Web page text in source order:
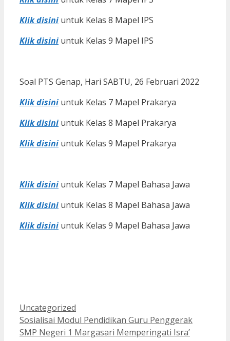
Klik disini untuk Kelas 8 Mapel IPS
Klik disini untuk Kelas 9 Mapel IPS
Soal PTS Genap, Hari SABTU, 26 Februari 2022
Klik disini untuk Kelas 7 Mapel Prakarya
Klik disini untuk Kelas 8 Mapel Prakarya
Klik disini untuk Kelas 9 Mapel Prakarya
Klik disini untuk Kelas 7 Mapel Bahasa Jawa
Klik disini untuk Kelas 8 Mapel Bahasa Jawa
Klik disini untuk Kelas 9 Mapel Bahasa Jawa
Kategori
Uncategorized
Sosialisai Modul Pendidikan Guru Penggerak
SMP Negeri 1 Margasari Memperingati Isra’